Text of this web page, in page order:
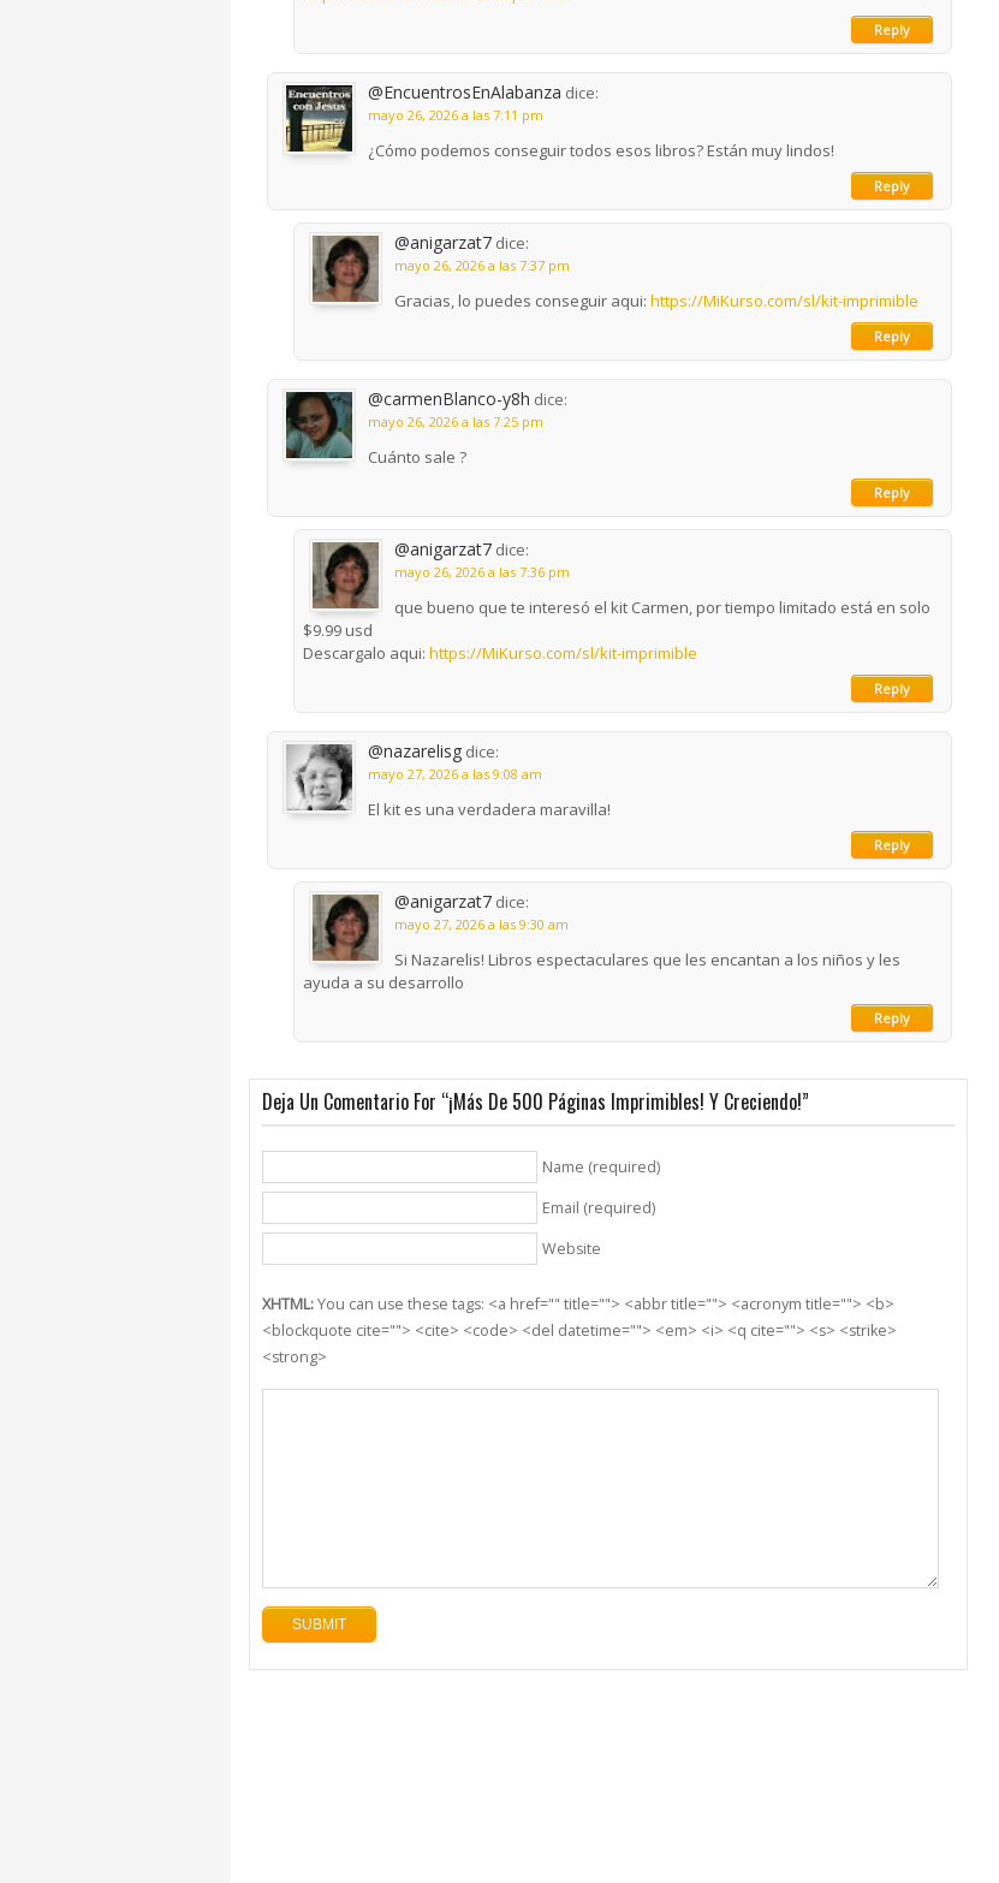
Reply
@EncuentrosEnAlabanza dice:
mayo 26, 2026 a las 7:11 pm
¿Cómo podemos conseguir todos esos libros? Están muy lindos!
Reply
@anigarzat7 dice:
mayo 26, 2026 a las 7:37 pm
Gracias, lo puedes conseguir aqui: https://MiKurso.com/sl/kit-imprimible
Reply
@carmenBlanco-y8h dice:
mayo 26, 2026 a las 7:25 pm
Cuánto sale ?
Reply
@anigarzat7 dice:
mayo 26, 2026 a las 7:36 pm
que bueno que te interesó el kit Carmen, por tiempo limitado está en solo
$9.99 usd
Descargalo aqui: https://MiKurso.com/sl/kit-imprimible
Reply
@nazarelisg dice:
mayo 27, 2026 a las 9:08 am
El kit es una verdadera maravilla!
Reply
@anigarzat7 dice:
mayo 27, 2026 a las 9:30 am
Si Nazarelis! Libros espectaculares que les encantan a los niños y les
ayuda a su desarrollo
Reply
Deja Un Comentario For “¡Más De 500 Páginas Imprimibles! Y Creciendo!”
Name (required)
Email (required)
Website
XHTML:You can use these tags: <a href="" title=""> <abbr title=""> <acronym title=""> <b>
<blockquote cite=""> <cite> <code> <del datetime=""> <em> <i> <q cite=""> <s> <strike>
<strong>